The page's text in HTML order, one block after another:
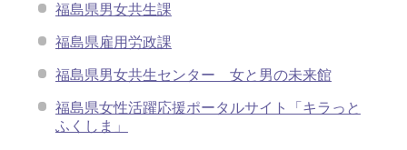
福島県男女共生課
福島県雇用労政課
福島県男女共生センター 女と男の未来館
福島県女性活躍応援ポータルサイト「キラっと
ふくしま」